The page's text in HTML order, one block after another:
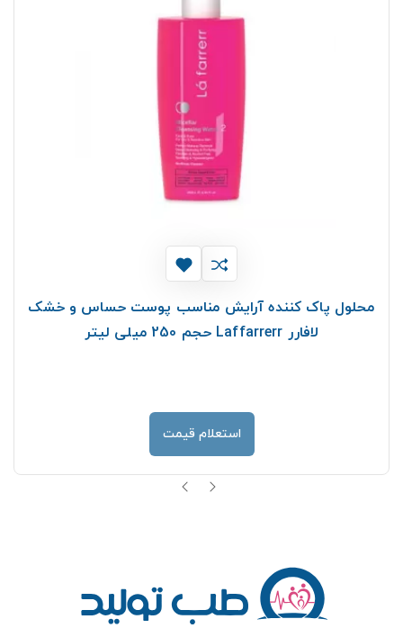
محلول پاک کننده آرایش مناسب پوست حساس و خشک
لافارر Laffarrerr حجم 250 میلی لیتر
استعلام قیمت